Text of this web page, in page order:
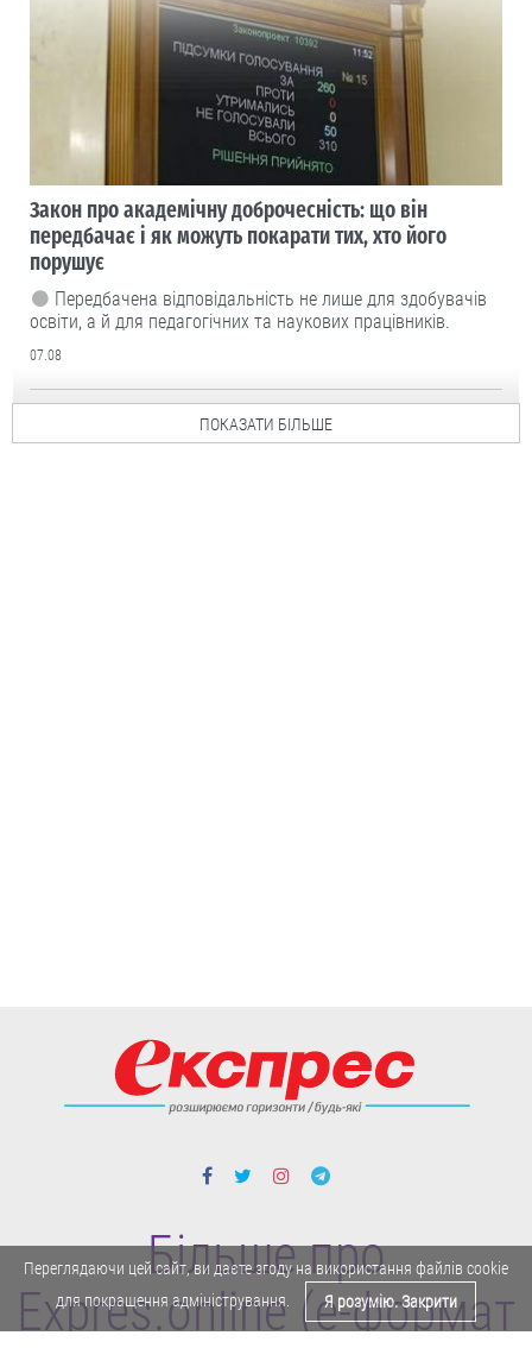
Закон про академічну доброчесність: що він
передбачає і як можуть покарати тих, хто його
порушує
Передбачена відповідальність не лише для здобувачів
освіти, а й для педагогічних та наукових працівників.
07.08
ПОКАЗАТИ БІЛЬШЕ
Більше про
Expres.online (e-формат
Переглядаючи цей сайт, ви даєте згоду на використання файлів cookie
для покращення адміністрування.
Я розумію. Закрити